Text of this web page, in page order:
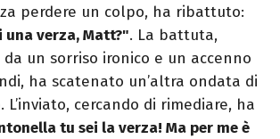
perdere un colpo, ha ribattuto:
verza, Matt?". La battuta,
un sorriso ironico e un accenno
ha scatenato un’altra ondata di
cercando di rimediare, ha
tu sei la verza! Ma per me è